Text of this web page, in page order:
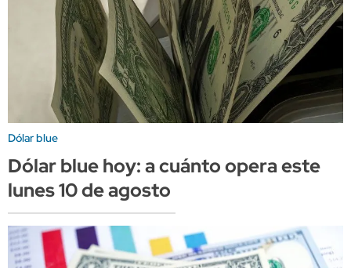
Dólar blue
Dólar blue hoy: a cuánto opera este
lunes 10 de agosto